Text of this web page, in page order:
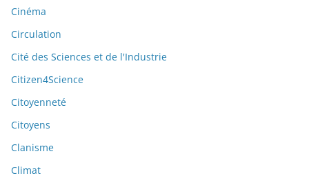
Cinéma
Circulation
Cité des Sciences et de l'Industrie
Citizen4Science
Citoyenneté
Citoyens
Clanisme
Climat